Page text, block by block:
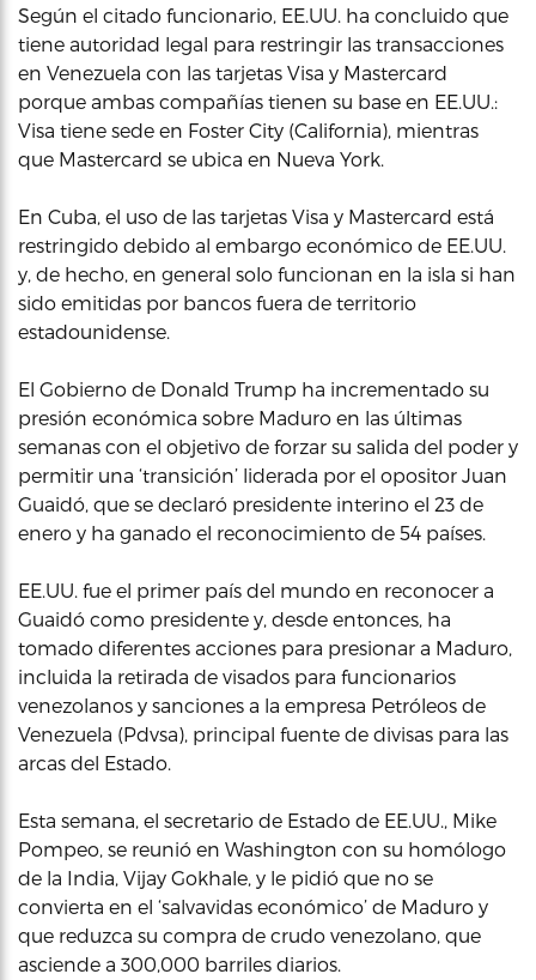
Según el citado funcionario, EE.UU. ha concluido que
tiene autoridad legal para restringir las transacciones
en Venezuela con las tarjetas Visa y Mastercard
porque ambas compañías tienen su base en EE.UU.:
Visa tiene sede en Foster City (California), mientras
que Mastercard se ubica en Nueva York.
En Cuba, el uso de las tarjetas Visa y Mastercard está
restringido debido al embargo económico de EE.UU.
y, de hecho, en general solo funcionan en la isla si han
sido emitidas por bancos fuera de territorio
estadounidense.
El Gobierno de Donald Trump ha incrementado su
presión económica sobre Maduro en las últimas
semanas con el objetivo de forzar su salida del poder y
permitir una ‘transición’ liderada por el opositor Juan
Guaidó, que se declaró presidente interino el 23 de
enero y ha ganado el reconocimiento de 54 países.
EE.UU. fue el primer país del mundo en reconocer a
Guaidó como presidente y, desde entonces, ha
tomado diferentes acciones para presionar a Maduro,
incluida la retirada de visados para funcionarios
venezolanos y sanciones a la empresa Petróleos de
Venezuela (Pdvsa), principal fuente de divisas para las
arcas del Estado.
Esta semana, el secretario de Estado de EE.UU., Mike
Pompeo, se reunió en Washington con su homólogo
de la India, Vijay Gokhale, y le pidió que no se
convierta en el ‘salvavidas económico’ de Maduro y
que reduzca su compra de crudo venezolano, que
asciende a 300,000 barriles diarios.